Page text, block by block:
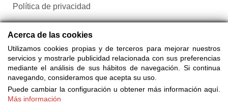
Política de privacidad
Configurar cookies
Acerca de las cookies
Utilizamos cookies propias y de terceros para mejorar nuestros
servicios y mostrarle publicidad relacionada con sus preferencias
mediante el análisis de sus hábitos de navegación. Si continua
navegando, consideramos que acepta su uso.
Puede cambiar la configuración u obtener más información aquí.
Más información